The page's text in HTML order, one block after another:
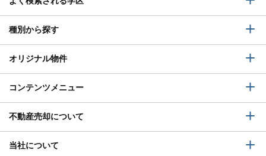
種別から探す
オリジナル物件
コンテンツメニュー
不動産売却について
当社について